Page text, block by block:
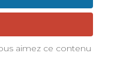
aimez ce contenu